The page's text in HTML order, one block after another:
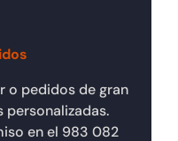
o pedidos de gran
en el 983 082